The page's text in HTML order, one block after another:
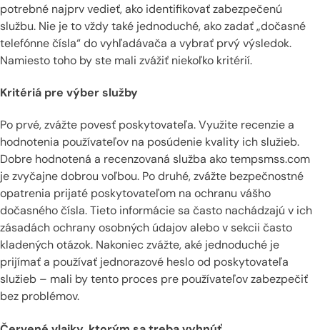
potrebné najprv vedieť, ako identifikovať zabezpečenú
službu. Nie je to vždy také jednoduché, ako zadať „dočasné
telefónne čísla“ do vyhľadávača a vybrať prvý výsledok.
Namiesto toho by ste mali zvážiť niekoľko kritérií.
Kritériá pre výber služby
Po prvé, zvážte povesť poskytovateľa. Využite recenzie a
hodnotenia používateľov na posúdenie kvality ich služieb.
Dobre hodnotená a recenzovaná služba ako tempsmss.com
je zvyčajne dobrou voľbou. Po druhé, zvážte bezpečnostné
opatrenia prijaté poskytovateľom na ochranu vášho
dočasného čísla. Tieto informácie sa často nachádzajú v ich
zásadách ochrany osobných údajov alebo v sekcii často
kladených otázok. Nakoniec zvážte, aké jednoduché je
prijímať a používať jednorazové heslo od poskytovateľa
služieb – mali by tento proces pre používateľov zabezpečiť
bez problémov.